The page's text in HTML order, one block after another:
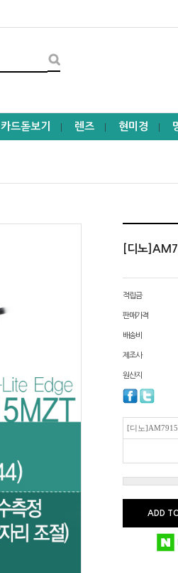
카드돋보기 렌즈 현미경
[디노
적립금
판매가격
배송비
제조사
원산지
[디노
ADD